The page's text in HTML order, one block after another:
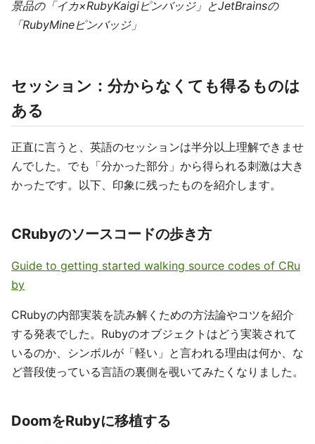
景品の「イカ×RubyKaigiピンバッジ」とJetBrainsの
「RubyMineピンバッジ」
セッション：分からなくても得るものは
ある
正直に言うと、英語のセッションは半分以上理解できませ
んでした。でも「分かった部分」から得られる刺激は大き
かったです。以下、印象に残ったものを紹介します。
CRubyのソースコードの歩き方
Guide to getting started walking source codes of CRu
by
CRubyの内部実装を読み解くための方法論やコツを紹介
する発表でした。Rubyのオブジェクトはどう実装されて
いるのか、シンボルが「軽い」と言われる理由は何か、な
ど普段使っている言語の裏側を覗いてみたくなりました。
DoomをRubyに移植する